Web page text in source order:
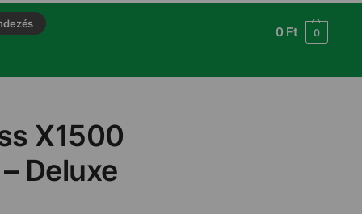
0 Ft 0
X1500
Deluxe